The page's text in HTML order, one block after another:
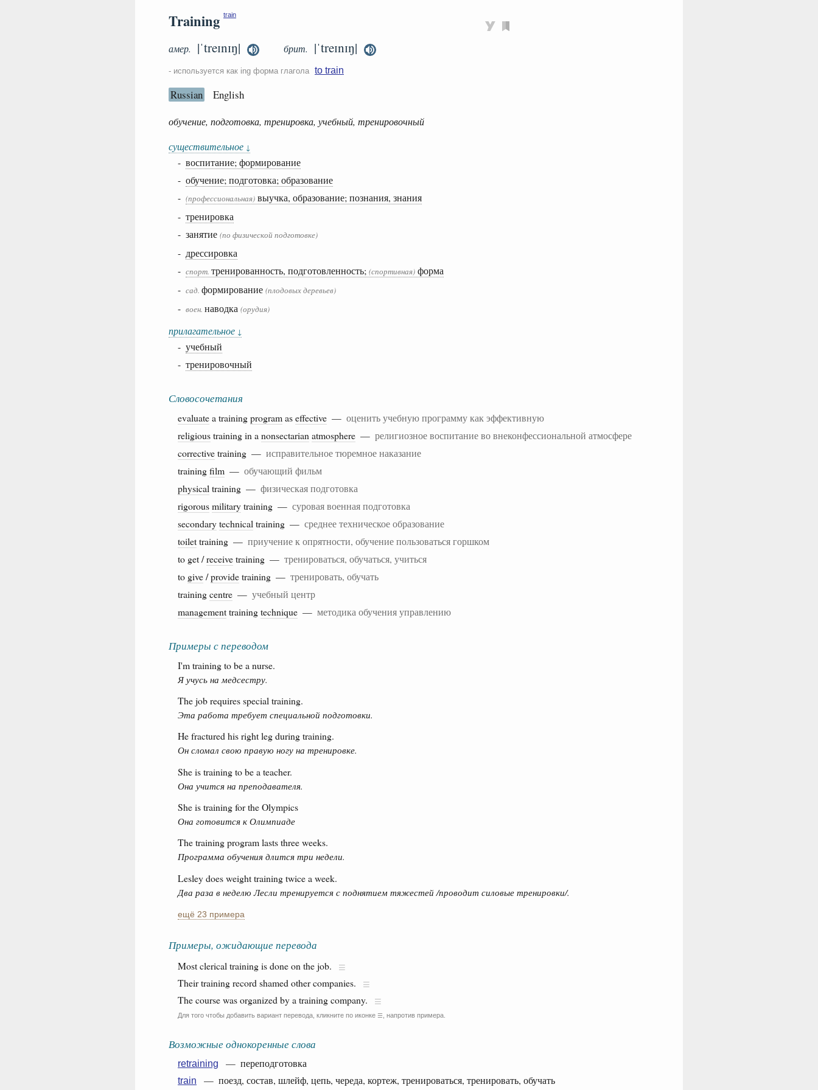
Training train
амер. |ˈtreɪnɪŋ| брит. |ˈtreɪnɪŋ|
- используется как ing форма глагола to train
Russian English
обучение, подготовка, тренировка, учебный, тренировочный
существительное ↓
- воспитание; формирование
- обучение; подготовка; образование
- (профессиональная) выучка, образование; познания, знания
- тренировка
- занятие (по физической подготовке)
- дрессировка
- спорт. тренированность, подготовленность; (спортивная) форма
- сад. формирование (плодовых деревьев)
- воен. наводка (орудия)
прилагательное ↓
- учебный
- тренировочный
Словосочетания
evaluatea trainingprogramaseffective — оценить учебную программу как эффективную
religioustraining in a nonsectarian atmosphere — религиозное воспитание во внеконфессиональной атмосфере
correctivetraining — исправительное тюремное наказание
trainingfilm — обучающий фильм
physical training — физическая подготовка
rigorousmilitarytraining — суровая военная подготовка
secondarytechnical training — среднее техническое образование
toilettraining — приучение к опрятности, обучение пользоваться горшком
to get /receivetraining — тренироваться, обучаться, учиться
to give/providetraining — тренировать, обучать
trainingcentre — учебный центр
managementtrainingtechnique — методика обучения управлению
Примеры с переводом
I'm training to be a nurse.
Я учусь на медсестру.
The job requires special training.
Эта работа требует специальной подготовки.
He fractured his right leg during training.
Он сломал свою правую ногу на тренировке.
She is training to be a teacher.
Она учится на преподавателя.
She is training for the Olympics
Она готовится к Олимпиаде
The training program lasts three weeks.
Программа обучения длится три недели.
Lesley does weight training twice a week.
Два раза в неделю Лесли тренируется с поднятием тяжестей /проводит силовые тренировки/.
ещё 23 примера
Примеры, ожидающие перевода
Most clerical training is done on the job.
Their training record shamed other companies.
The course was organized by a training company.
Для того чтобы добавить вариант перевода, кликните по иконке ☰ , напротив примера.
Возможные однокоренные слова
retraining — переподготовка
train — поезд, состав, шлейф, цепь, череда, кортеж, тренироваться, тренировать, обучать